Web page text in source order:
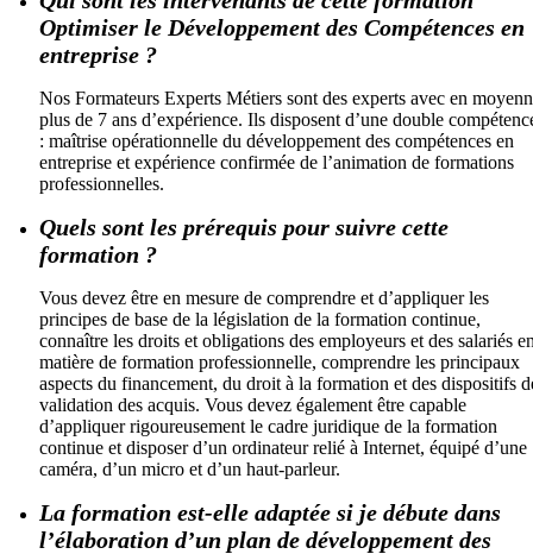
Optimiser le Développement des Compétences en
entreprise ?
Nos Formateurs Experts Métiers sont des experts avec en
plus de 7 ans d’expérience. Ils disposent d’une double
: maîtrise opérationnelle du développement des compétences en
entreprise et expérience confirmée de l’animation de formations
professionnelles.
Quels sont les prérequis pour suivre cette
formation ?
Vous devez être en mesure de comprendre et d’appliquer les
principes de base de la législation de la formation continue,
connaître les droits et obligations des employeurs et des salariés
matière de formation professionnelle, comprendre les principaux
aspects du financement, du droit à la formation et des dispositifs
validation des acquis. Vous devez également être capable
d’appliquer rigoureusement le cadre juridique de la formation
continue et disposer d’un ordinateur relié à Internet, équipé d’une
caméra, d’un micro et d’un haut-parleur.
La formation est-elle adaptée si je débute dans
l’élaboration d’un plan de développement des